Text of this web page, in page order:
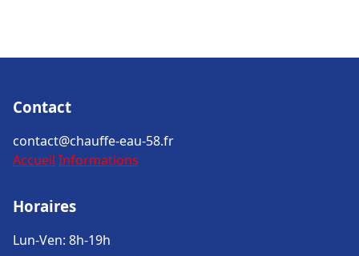
Contact
contact@chauffe-eau-58.fr
Accueil Informations
Horaires
Lun-Ven: 8h-19h